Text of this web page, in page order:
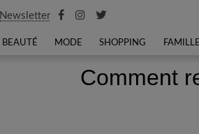
Newsletter
BEAUTÉ MODE SHOPPING FAMILLE
Comment